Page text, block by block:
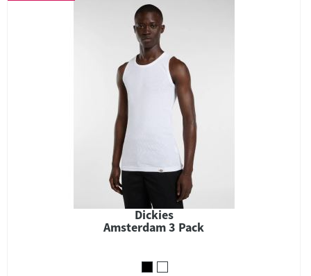
Dickies
Amsterdam 3 Pack